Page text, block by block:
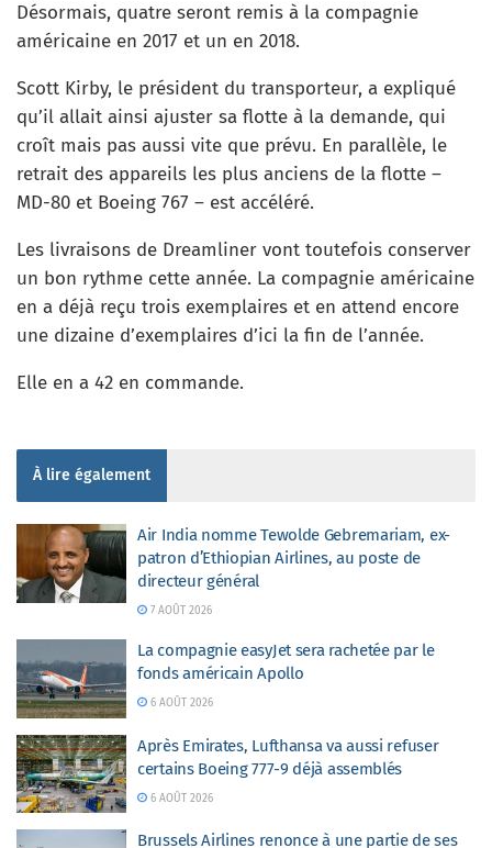
Désormais, quatre seront remis à la compagnie
américaine en 2017 et un en 2018.
Scott Kirby, le président du transporteur, a expliqué
qu’il allait ainsi ajuster sa flotte à la demande, qui
croît mais pas aussi vite que prévu. En parallèle, le
retrait des appareils les plus anciens de la flotte –
MD-80 et Boeing 767 – est accéléré.
Les livraisons de Dreamliner vont toutefois conserver
un bon rythme cette année. La compagnie américaine
en a déjà reçu trois exemplaires et en attend encore
une dizaine d’exemplaires d’ici la fin de l’année.
Elle en a 42 en commande.
À lire également
Air India nomme Tewolde Gebremariam, ex-
patron d’Ethiopian Airlines, au poste de
directeur général
7 AOÛT 2026
La compagnie easyJet sera rachetée par le
fonds américain Apollo
6 AOÛT 2026
Après Emirates, Lufthansa va aussi refuser
certains Boeing 777-9 déjà assemblés
6 AOÛT 2026
Brussels Airlines renonce à une partie de ses